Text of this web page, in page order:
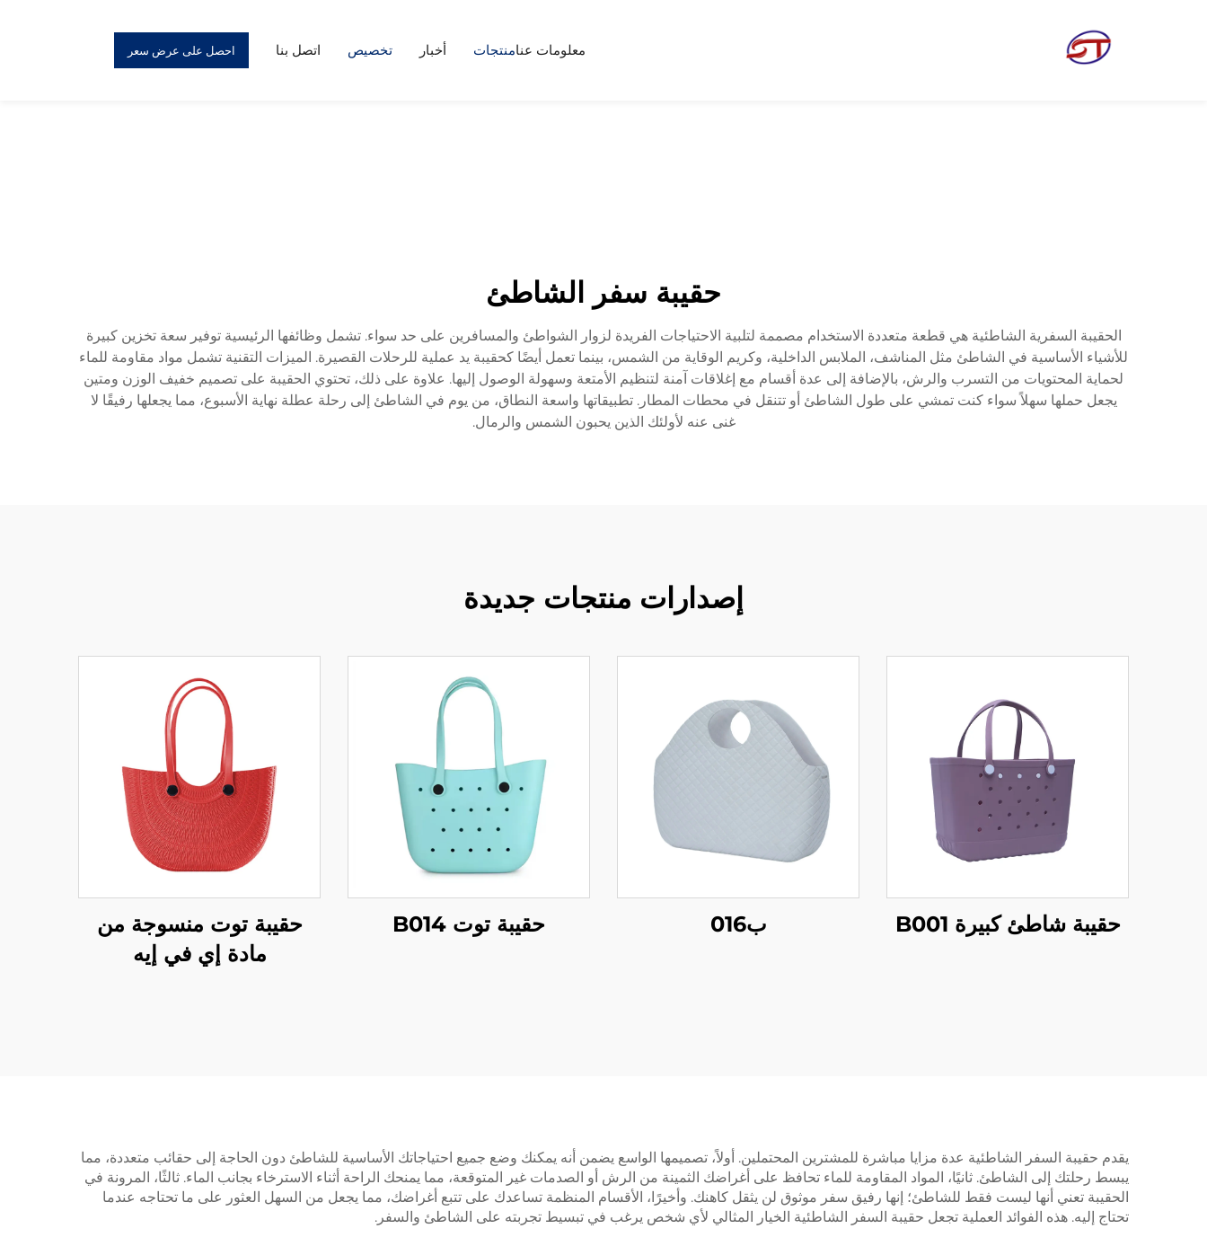
معلومات عنامنتجات أخبار تخصيص اتصل بنا احصل على عرض سعر
حقيبة سفر الشاطئ
الحقيبة السفرية الشاطئية هي قطعة متعددة الاستخدام مصممة لتلبية الاحتياجات الفريدة لزوار الشواطئ والمسافرين على حد سواء. تشمل وظائفها الرئيسية توفير سعة تخزين كبيرة
للأشياء الأساسية في الشاطئ مثل المناشف، الملابس الداخلية، وكريم الوقاية من الشمس، بينما تعمل أيضًا كحقيبة يد عملية للرحلات القصيرة. الميزات التقنية تشمل مواد مقاومة للماء
لحماية المحتويات من التسرب والرش، بالإضافة إلى عدة أقسام مع إغلاقات آمنة لتنظيم الأمتعة وسهولة الوصول إليها. علاوة على ذلك، تحتوي الحقيبة على تصميم خفيف الوزن ومتين
يجعل حملها سهلاً سواء كنت تمشي على طول الشاطئ أو تتنقل في محطات المطار. تطبيقاتها واسعة النطاق، من يوم في الشاطئ إلى رحلة عطلة نهاية الأسبوع، مما يجعلها رفيقًا لا
غنى عنه لأولئك الذين يحبون الشمس والرمال.
إصدارات منتجات جديدة
حقيبة شاطئ كبيرة B001 ب016 حقيبة توت B014
حقيبة توت منسوجة من
مادة إي في إيه
يقدم حقيبة السفر الشاطئية عدة مزايا مباشرة للمشترين المحتملين. أولاً، تصميمها الواسع يضمن أنه يمكنك وضع جميع احتياجاتك الأساسية للشاطئ دون الحاجة إلى حقائب متعددة، مما
يبسط رحلتك إلى الشاطئ. ثانيًا، المواد المقاومة للماء تحافظ على أغراضك الثمينة من الرش أو الصدمات غير المتوقعة، مما يمنحك الراحة أثناء الاسترخاء بجانب الماء. ثالثًا، المرونة في
الحقيبة تعني أنها ليست فقط للشاطئ؛ إنها رفيق سفر موثوق لن يثقل كاهنك. وأخيرًا، الأقسام المنظمة تساعدك على تتبع أغراضك، مما يجعل من السهل العثور على ما تحتاجه عندما
تحتاج إليه. هذه الفوائد العملية تجعل حقيبة السفر الشاطئية الخيار المثالي لأي شخص يرغب في تبسيط تجربته على الشاطئ والسفر.